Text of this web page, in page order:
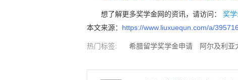
想了解更多奖学金网的资讯，请访问： 奖
本文来源： https://www.liuxuequn.com/a/
热门标签: 希腊留学奖学金申请 阿尔及利亚
门群岛大学奖学金排名
塞舌尔大学奖学金排名